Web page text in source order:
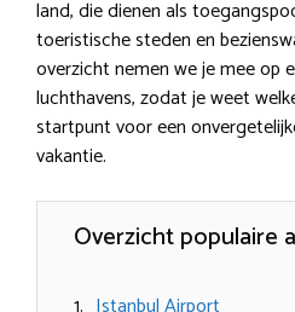
land, die dienen als
toeristische steden en
overzicht nemen we je mee op
luchthavens, zodat je weet
startpunt voor een
vakantie.
Overzicht populaire